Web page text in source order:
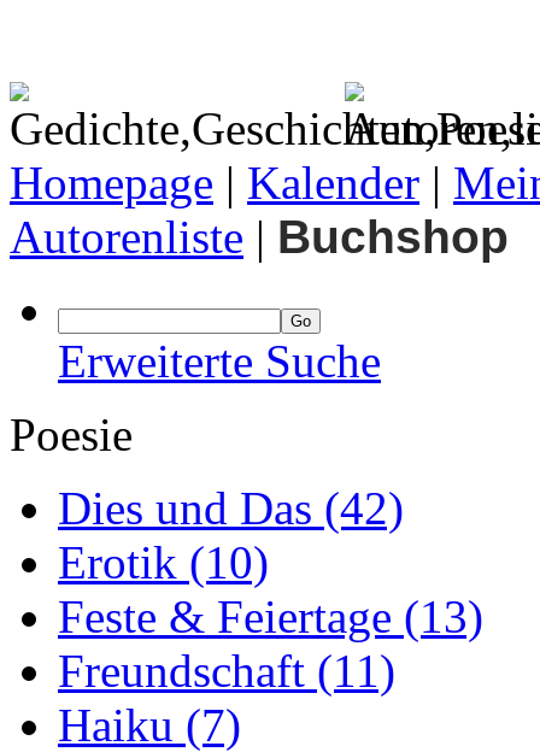
Homepage | Kalender |
Autorenliste | Buchshop
Erweiterte Suche
Poesie
Dies und Das (42)
Erotik (10)
Feste & Feiertage (13)
Freundschaft (11)
Haiku (7)